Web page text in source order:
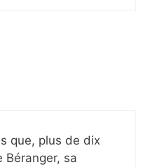
que, plus de dix
Béranger, sa